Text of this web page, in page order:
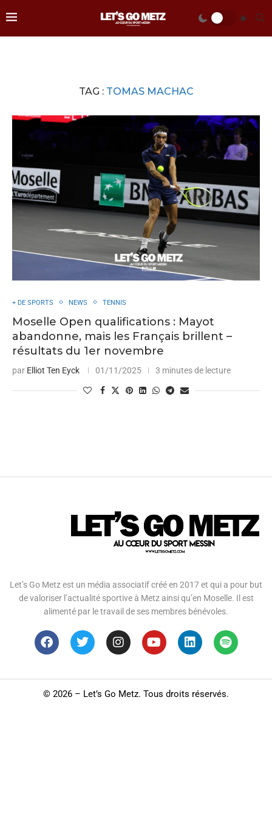
TAG : TOMAS MACHAC
+ DE SPORTS NEWS TENNIS
Moselle Open qualifications : Mayot
abandonne, mais les Français brillent –
résultats du 1er novembre
par Elliot Ten Eyck 01/11/2025 3 minutes de lecture
Let’s Go Metz est un média associatif créé en 2017 et qui a pour but
de valoriser l’actualité sportive à Metz ainsi qu’en Moselle. Il est
alimenté par le travail de ses membres bénévoles.
© 2026 – Let’s Go Metz. Tous droits réservés.